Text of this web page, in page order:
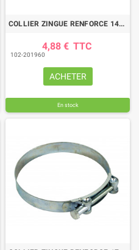
COLLIER ZINGUE RENFORCE 149/161
4,88 € TTC
102-201960
ACHETER
En stock